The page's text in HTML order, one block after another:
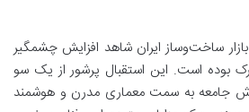
ساخت‌وساز ایران شاهد افزایش چشمگیر
بوده است. این استقبال پرشور از یک سو
جامعه به سمت معماری مدرن و هوشمند